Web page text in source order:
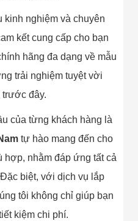
Chất
Tương Tác
Màn Hình LED
Thiết Bị Chống
Ghi Âm
Loại Công
Nghiệp
Thiết Bị Công
Nghệ Cao
Ống Nhòm
Chuyên Dụng
Đo Lực - Sức
Căng - Sức
nghiệm và chuyên
kết cung cấp cho bạn
hãng đa dạng về mẫu
trải nghiệm tuyệt vời
trước đây.
của từng khách hàng là
tự hào mang đến cho
hợp, nhằm đáp ứng tất cả
biệt, với dịch vụ lắp
tôi không chỉ giúp bạn
kiệm chi phí.